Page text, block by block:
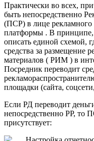
Практически во всех,
быть непосредственно
(ПСР) в лице рекламного
платформы . В
описать единой схемой,
средства за размещение
материалов ( РИМ ) в
Посредник переводит
площадки (сайта,
Если РД переводит
непосредственно РР, то
присутствует: